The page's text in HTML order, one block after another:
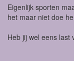
Eigenlijk sporten
het maar niet doe
Heb jij wel eens last